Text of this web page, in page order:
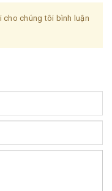
cho chúng tôi bình luận